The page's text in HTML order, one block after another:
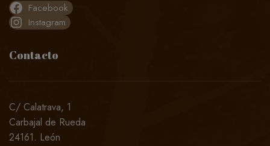
Facebook
Instagram
Contacto
C/ Calatrava, 1
Carbajal de Rueda
24161. León